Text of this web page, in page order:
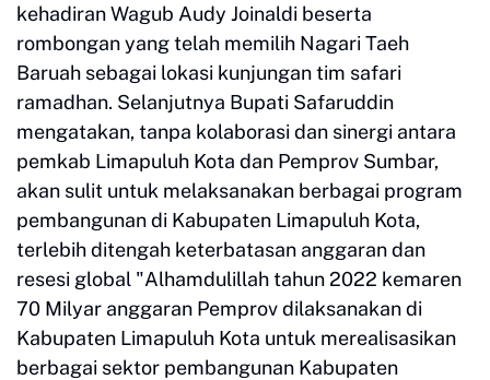
kehadiran Wagub Audy Joinaldi beserta
rombongan yang telah memilih Nagari Taeh
Baruah sebagai lokasi kunjungan tim safari
ramadhan. Selanjutnya Bupati Safaruddin
mengatakan, tanpa kolaborasi dan sinergi antara
pemkab Limapuluh Kota dan Pemprov Sumbar,
akan sulit untuk melaksanakan berbagai program
pembangunan di Kabupaten Limapuluh Kota,
terlebih ditengah keterbatasan anggaran dan
resesi global "Alhamdulillah tahun 2022 kemaren
70 Milyar anggaran Pemprov dilaksanakan di
Kabupaten Limapuluh Kota untuk merealisasikan
berbagai sektor pembangunan Kabupaten